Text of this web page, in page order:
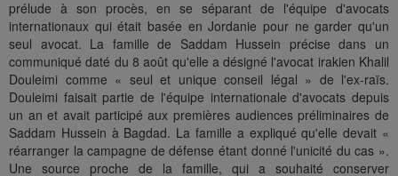
prélude à son procès, en se séparant de l'équipe d'avocats
internationaux qui était basée en Jordanie pour ne garder qu'un
seul avocat. La famille de Saddam Hussein précise dans un
communiqué daté du 8 août qu'elle a désigné l'avocat irakien Khalil
Douleimi comme « seul et unique conseil légal » de l'ex-raïs.
Douleimi faisait partie de l'équipe internationale d'avocats depuis
un an et avait participé aux premières audiences préliminaires de
Saddam Hussein à Bagdad. La famille a expliqué qu'elle devait «
réarranger la campagne de défense étant donné l'unicité du cas ».
Une source proche de la famille, qui a souhaité conserver